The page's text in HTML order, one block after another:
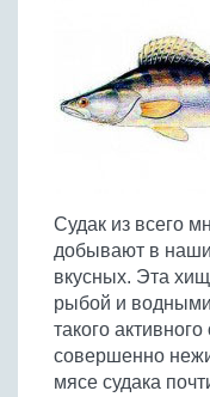
Супы-пюре
Молочные супы
Сладкие супы
Запеченное
Тушеное мясо
Из мясного
Жареная рыба
Отварная и
Запеченная
Морепродукты
Суши и роллы
Вся птица
Жареная птица
Отварная птица
Из фарша птицы
Из
Все овощи
Жареные овощи
Запеченные
Выпечка
Пироги и
Кексы и
Печенье и
Блины и оладьи
Пиццы
Соусы к мясу
Соусы к рыбе
Соусы к овощам
Другие соусы
Все напитки
Алкогольные
Безалкогольные
Заготовки
Все заготовки
Ягоды и фрукты
Овощи
Десерты
Конфеты и
Десерты
Ещё...
Судак из всего
добывают в
вкусных. Эта
рыбой и
такого
совершенно
мясе судака